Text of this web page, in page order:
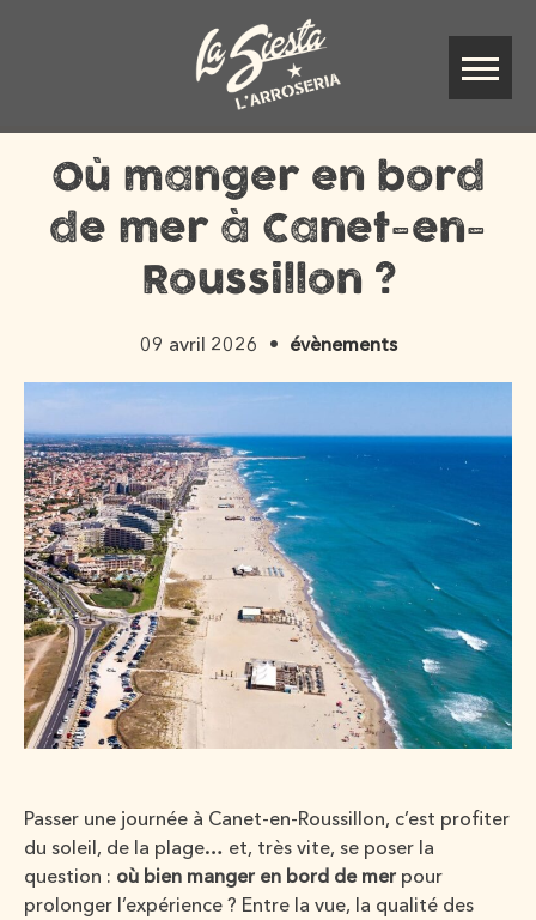
Où manger en bord
de mer à Canet-en-
Roussillon ?
09 avril 2026 évènements
Passer une journée à Canet-en-Roussillon, c’est profiter
du soleil, de la plage… et, très vite, se poser la
question : où bien manger en bord de mer pour
prolonger l’expérience ? Entre la vue, la qualité des